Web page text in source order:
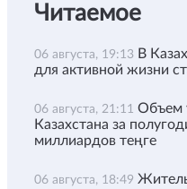
Читаемое
06 августа, 19:13 В
для активной жизни
06 августа, 21:11 Объем
Казахстана за
миллиардов теңге
06 августа, 18:49